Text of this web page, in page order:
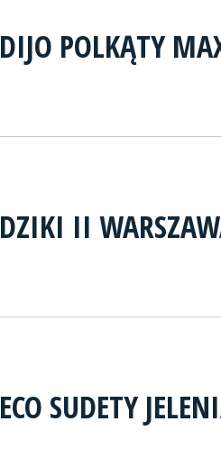
DIJO POLKĄTY
DZIKI II
ECO SUDETY